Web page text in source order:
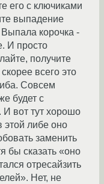
его с ключиками
выпадение
корочка -
И просто
получите
всего это
Совсем
будет с
вот тут хорошо
этой либе оно
заменить
бы сказать «оно
отресайзить
Нет, не